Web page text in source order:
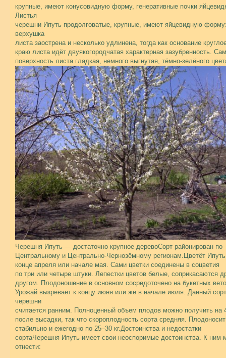
крупные, имеют конусовидную форму, генеративные почки
Листья
черешни Ипуть продолговатые, крупные, имеют яйцевидную
верхушка
листа заострена и несколько удлинена, тогда как основание
краю листа идёт двуякогородчатая характерная зазубренность.
поверхность листа гладкая, немного выгнутая, тёмно-зелёного
Черешня Ипуть — достаточно крупное деревоСорт районирован по
Центральному и Центрально-Чернозёмному регионам.Цветёт
конце апреля или начале мая. Сами цветки соединены в соцветия
по три или четыре штуки. Лепестки цветов белые, соприкасаются
другом. Плодоношение в основном сосредоточено на букетных
Урожай вызревает к концу июня или же в начале июля. Данный сорт
черешни
считается ранним. Полноценный объем плодов можно получить на
после высадки, так что скороплодность сорта средняя.
стабильно и ежегодно по 25–30 кг.Достоинства и недостатки
сортаЧерешня Ипуть имеет свои неоспоримые достоинства. К ним
отнести: